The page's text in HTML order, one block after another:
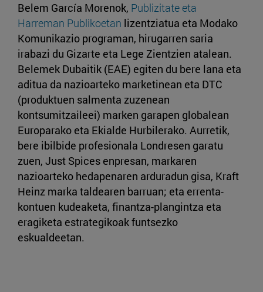
Belem García Morenok, Publizitate eta
Harreman Publikoetan lizentziatua eta Modako
Komunikazio programan, hirugarren saria
irabazi du Gizarte eta Lege Zientzien atalean.
Belemek Dubaitik (EAE) egiten du bere lana eta
aditua da nazioarteko marketinean eta DTC
(produktuen salmenta zuzenean
kontsumitzaileei) marken garapen globalean
Europarako eta Ekialde Hurbilerako. Aurretik,
bere ibilbide profesionala Londresen garatu
zuen, Just Spices enpresan, markaren
nazioarteko hedapenaren arduradun gisa, Kraft
Heinz marka taldearen barruan; eta errenta-
kontuen kudeaketa, finantza-plangintza eta
eragiketa estrategikoak funtsezko
eskualdeetan.